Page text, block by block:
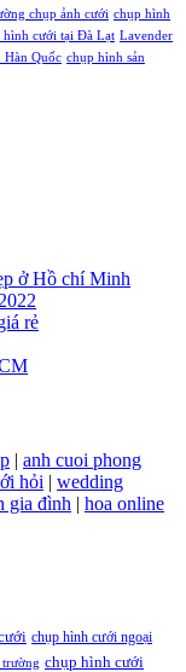
chụp ảnh cưới chụp hình
hình cưới tại Đà Lạt Lavender
Hàn Quốc chụp hình sản
ở Hồ chí Minh
rẻ
| anh cuoi phong
hỏi | wedding
gia đình | hoa online
chụp hình cưới ngoại
chụp hình cưới